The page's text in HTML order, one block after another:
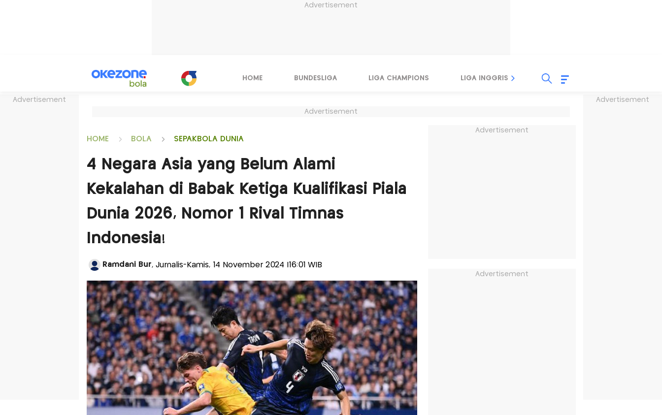
Advertisement
Advertisement Advertisement
HOME BUNDESLIGA LIGA CHAMPIONS LIGA INGGRIS LIGA ITALIA
Advertisement
HOME BOLA SEPAKBOLA DUNIA
4 Negara Asia yang Belum Alami
Kekalahan di Babak Ketiga Kualifikasi Piala
Dunia 2026, Nomor 1 Rival Timnas
Indonesia!
Ramdani Bur, Jurnalis-Kamis, 14 November 2024 |16:01 WIB
Advertisement
Advertisement